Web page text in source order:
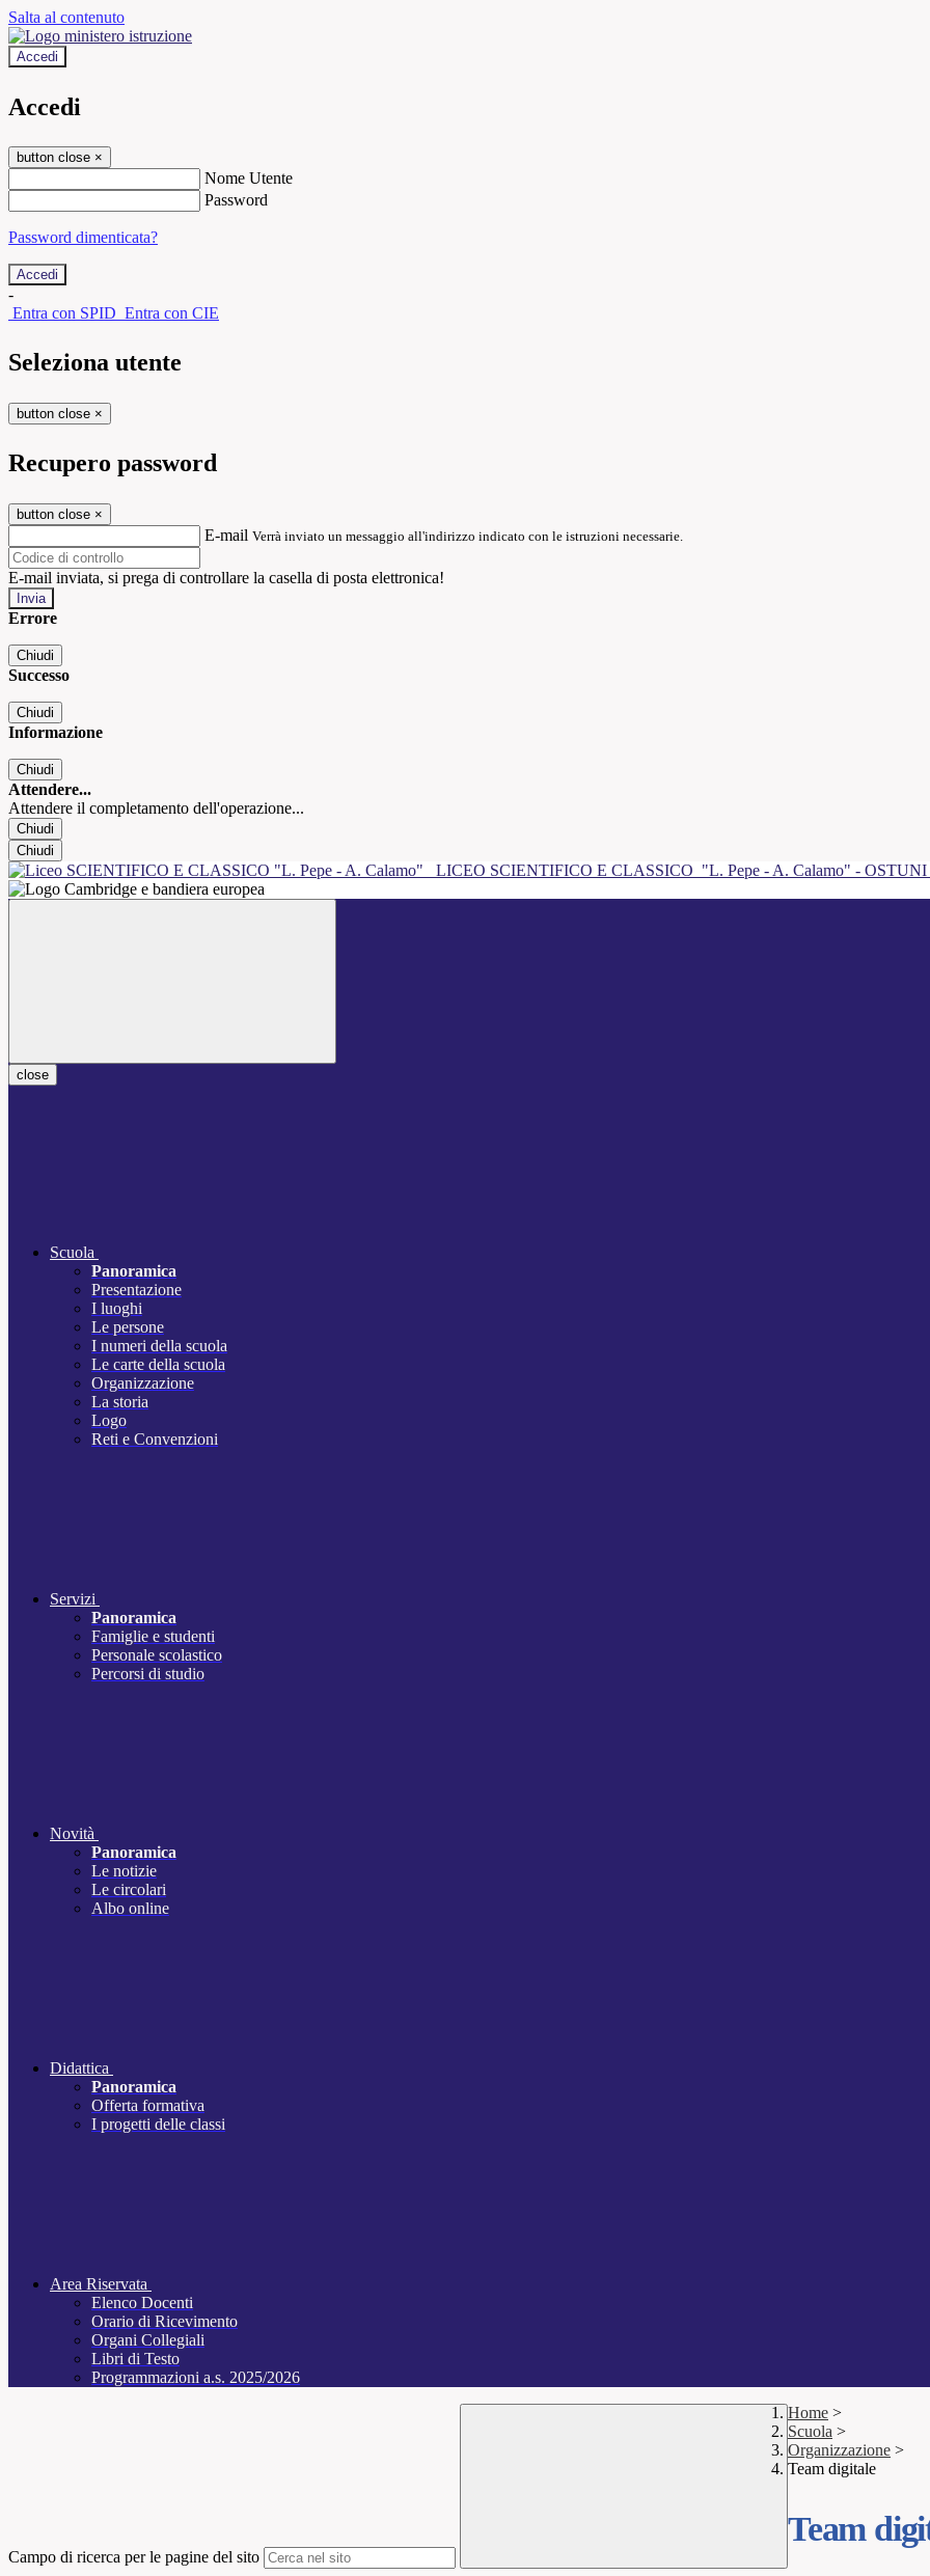
Salta al contenuto
Accedi
Accedi
button close ×
Nome Utente
Password
Password dimenticata?
-
Entra con SPID Entra con CIE
Seleziona utente
button close ×
Recupero password
button close ×
E-mail Verrà inviato un messaggio all'indirizzo indicato con le istruzioni necessarie.
E-mail inviata, si prega di controllare la casella di posta elettronica!
Errore
Chiudi
Successo
Chiudi
Informazione
Chiudi
Attendere...
Attendere il completamento dell'operazione...
Chiudi
Chiudi
LICEO SCIENTIFICO E CLASSICO "L. Pepe - A. Calamo" - OSTUNI
close
Scuola
Panoramica
Presentazione
I luoghi
Le persone
I numeri della scuola
Le carte della scuola
Organizzazione
La storia
Logo
Reti e Convenzioni
Servizi
Panoramica
Famiglie e studenti
Personale scolastico
Percorsi di studio
Novità
Panoramica
Le notizie
Le circolari
Albo online
Didattica
Panoramica
Offerta formativa
I progetti delle classi
Area Riservata
Elenco Docenti
Orario di Ricevimento
Organi Collegiali
Libri di Testo
Programmazioni a.s. 2025/2026
Campo di ricerca per le pagine del sito
Home >
Scuola >
Organizzazione >
Team digitale
Team